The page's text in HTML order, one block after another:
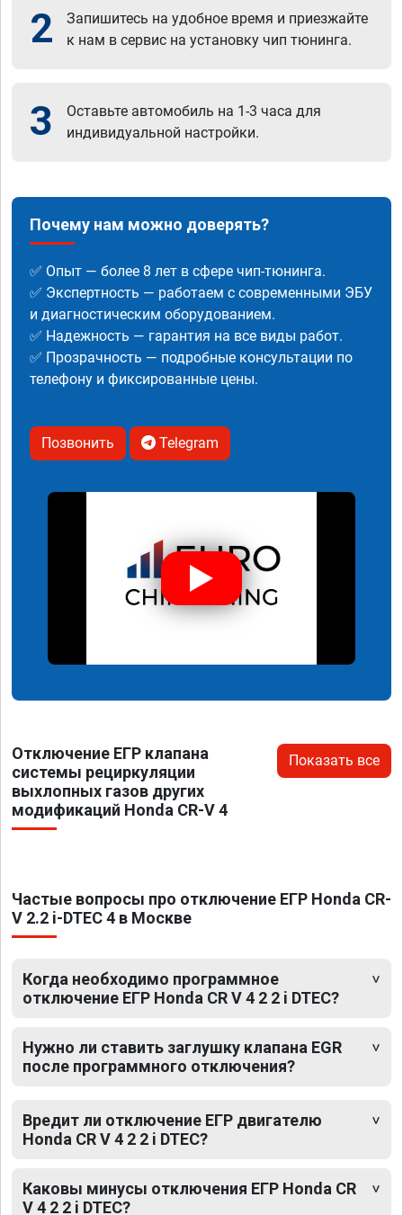
2
Запишитесь на удобное время и приезжайте
к нам в сервис на установку чип тюнинга.
3
Оставьте автомобиль на 1-3 часа для
индивидуальной настройки.
Почему нам можно доверять?
✅ Опыт — более 8 лет в сфере чип-тюнинга.
✅ Экспертность — работаем с современными ЭБУ
и диагностическим оборудованием.
✅ Надежность — гарантия на все виды работ.
✅ Прозрачность — подробные консультации по
телефону и фиксированные цены.
Позвонить Telegram
Отключение ЕГР клапана
системы рециркуляции
выхлопных газов других
модификаций Honda CR-V 4
Показать все
Частые вопросы про отключение ЕГР Honda CR-
V 2.2 i-DTEC 4 в Москве
Когда необходимо программное
отключение ЕГР Honda CR V 4 2 2 i DTEC?
Нужно ли ставить заглушку клапана EGR
после программного отключения?
Вредит ли отключение ЕГР двигателю
Honda CR V 4 2 2 i DTEC?
Каковы минусы отключения ЕГР Honda CR
V 4 2 2 i DTEC?